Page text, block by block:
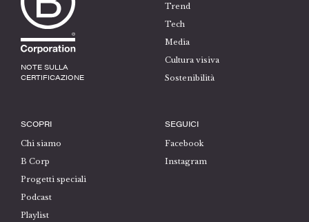
NOTE SULLA
CERTIFICAZIONE
Trend
Tech
Media
Cultura visiva
Sostenibilità
SCOPRI
Chi siamo
B Corp
Progetti speciali
Podcast
Playlist
SEGUICI
Facebook
Instagram